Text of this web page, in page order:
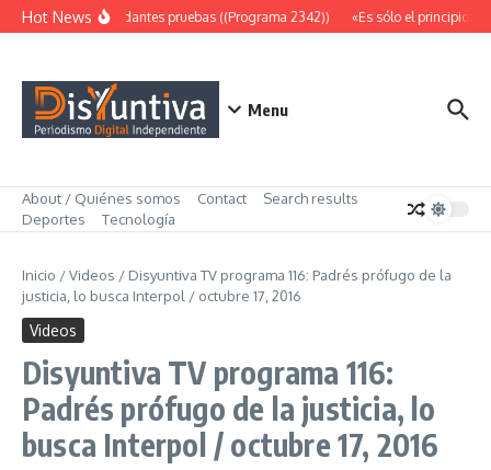
Saltar al contenido
Hot NewsAbundantes pruebas ((Programa 2342)) «Es sólo el principio»
Menu
About / Quiénes somos Contact
Search results
Deportes
Tecnología
Inicio /Videos / Disyuntiva TV programa 116: Padrés prófugo de la
justicia, lo busca Interpol / octubre 17, 2016
Videos
Disyuntiva TV programa 116:
Padrés prófugo de la justicia, lo
busca Interpol / octubre 17, 2016